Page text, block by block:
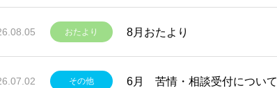
おたより 8月おたより
その他 6月 苦情・相談受付について